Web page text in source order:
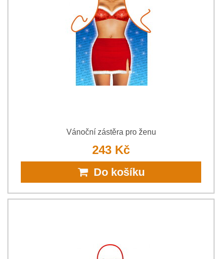
Vánoční zástěra pro ženu
243 Kč
Do košíku